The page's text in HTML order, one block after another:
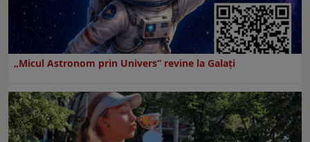
„Micul Astronom prin Univers” revine la Galați